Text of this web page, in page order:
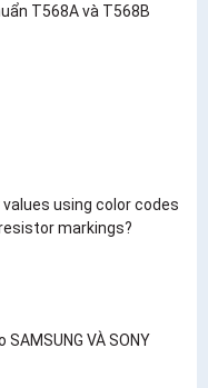
T568A và T568B
using color codes
markings?
SAMSUNG VÀ SONY